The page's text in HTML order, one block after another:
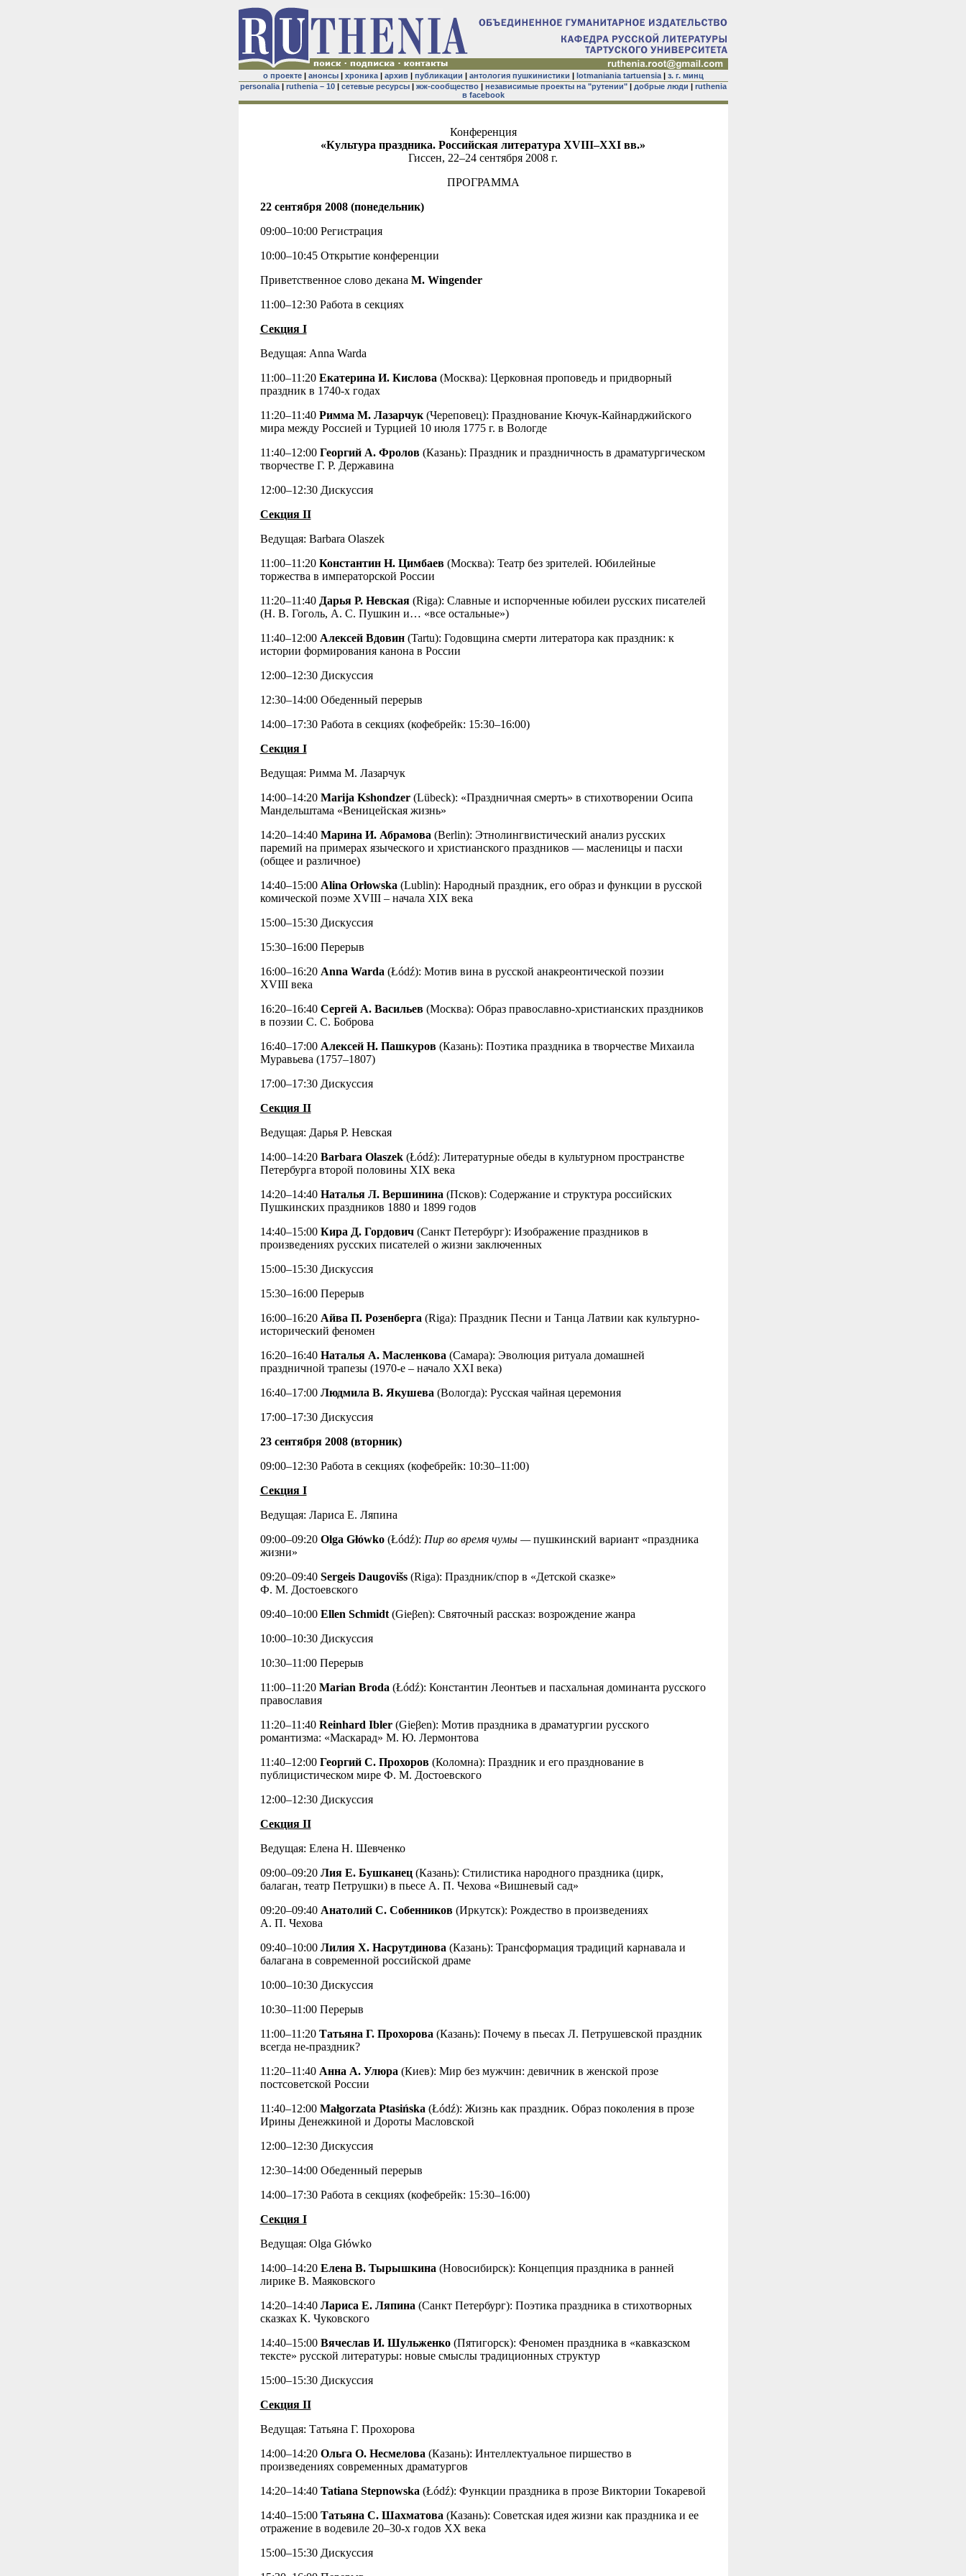
о проекте| анонсы| хроника| архив| публикации | антология пушкинистики | lotmaniania tartuensia| з. г. минц
personalia| ruthenia – 10| сетевые ресурсы| жж-сообщество| независимые проекты на "рутении"| добрые люди | ruthenia
в facebook
Конференция
«Культура праздника. Российская литература XVIII–XXI вв.»
Гиссен, 22–24 сентября 2008 г.
ПРОГРАММА
22 сентября 2008 (понедельник)
09:00–10:00 Регистрация
10:00–10:45 Открытие конференции
Приветственное слово декана M. Wingender
11:00–12:30 Работа в секциях
Секция I
Ведущая: Anna Warda
11:00–11:20 Екатерина И. Кислова (Москва): Церковная проповедь и придворный
праздник в 1740-х годах
11:20–11:40 Римма М. Лазарчук(Череповец): Празднование Кючук-Кайнарджийского
мира между Россией и Турцией 10 июля 1775 г. в Вологде
11:40–12:00 Георгий А. Фролов(Казань): Праздник и праздничность в драматургическом
творчестве Г. Р. Державина
12:00–12:30 Дискуссия
Секция II
Ведущая: Barbara Olaszek
11:00–11:20 Константин Н. Цимбаев(Москва): Театр без зрителей. Юбилейные
торжества в императорской России
11:20–11:40 Дарья Р. Невская(Riga): Славные и испорченные юбилеи русских писателей
(Н. В. Гоголь, А. С. Пушкин и… «все остальные»)
11:40–12:00 Алексей Вдовин(Tartu): Годовщина смерти литератора как праздник: к
истории формирования канона в России
12:00–12:30 Дискуссия
12:30–14:00 Обеденный перерыв
14:00–17:30 Работа в секциях (кофебрейк: 15:30–16:00)
Секция I
Ведущая: Римма М. Лазарчук
14:00–14:20 Мarija Kshondzer(Lübeck): «Праздничная смерть» в стихотворении Осипа
Мандельштама «Веницейская жизнь»
14:20–14:40 Марина И. Абрамова (Berlin): Этнолингвистический анализ русских
паремий на примерах языческого и христианского праздников — масленицы и пасхи
(общее и различное)
14:40–15:00 Alina Orłowska (Lublin): Народный праздник, его образ и функции в русской
комической поэме XVIII – начала XIX века
15:00–15:30 Дискуссия
15:30–16:00 Перерыв
16:00–16:20 Anna Warda (Łódź): Мотив вина в русской анакреонтической поэзии
XVIII века
16:20–16:40 Сергей А. Васильев(Москва): Образ православно-христианских праздников
в поэзии С. С. Боброва
16:40–17:00 Алексей Н. Пашкуров(Казань): Поэтика праздника в творчестве Михаила
Муравьева (1757–1807)
17:00–17:30 Дискуссия
Секция II
Ведущая: Дарья Р. Невская
14:00–14:20 Barbara Olaszek(Łódź): Литературные обеды в культурном пространстве
Петербурга второй половины XIX века
14:20–14:40 Наталья Л. Вершинина (Псков): Cодержание и структурa российских
Пушкинских праздников 1880 и 1899 годов
14:40–15:00 Кира Д. Гордович(Санкт Петербург): Изображение праздников в
произведениях русских писателей о жизни заключенных
15:00–15:30 Дискуссия
15:30–16:00 Перерыв
16:00–16:20 Айва П. Розенберга (Riga): Праздник Песни и Танца Латвии как культурно-
исторический феномен
16:20–16:40 Наталья А. Масленкова (Самара): Эволюция ритуала домашней
праздничной трапезы (1970-е – начало XXI века)
16:40–17:00 Людмила В. Якушева (Вологда): Русская чайная церемония
17:00–17:30 Дискуссия
23 сентября 2008 (вторник)
09:00–12:30 Работа в секциях (кофебрейк: 10:30–11:00)
Секция I
Ведущая: Лариса Е. Ляпина
09:00–09:20 Olga Główko(Łódź): Пир во время чумы —пушкинский вариант «праздника
жизни»
09:20–09:40 Sergeis Daugovišs(Riga): Праздник/спор в «Детской сказке»
Ф. М. Достоевского
09:40–10:00 Ellen Schmidt(Gieβen): Святочный рассказ: возрождение жанра
10:00–10:30 Дискуссия
10:30–11:00 Перерыв
11:00–11:20 Marian Broda (Łódź): Константин Леонтьев и пасхальная доминанта русского
православия
11:20–11:40 Reinhard Ibler(Gieβen): Мотив праздника в драматургии русского
романтизма: «Маскарад» М. Ю. Лермонтова
11:40–12:00 Георгий С. Прохоров(Коломна): Праздник и его празднование в
публицистическом мире Ф. М. Достоевского
12:00–12:30 Дискуссия
Секция II
Ведущая: Елена Н. Шевченко
09:00–09:20 Лия Е. Бушканец(Казань): Стилистика народного праздника (цирк,
балаган, театр Петрушки) в пьесе А. П. Чехова «Вишневый сад»
09:20–09:40 Анатолий С. Собенников(Иркутск): Рождество в произведениях
А. П. Чехова
09:40–10:00 Лилия Х. Насрутдинова (Казань): Трансформация традиций карнавала и
балагана в современной российской драме
10:00–10:30 Дискуссия
10:30–11:00 Перерыв
11:00–11:20 Татьяна Г. Прохорова (Казань): Почему в пьесах Л. Петрушевской праздник
всегда не-праздник?
11:20–11:40 Анна А. Улюра (Киев): Мир без мужчин: девичник в женской прозе
постсоветской России
11:40–12:00 Małgorzata Ptasińska (Łódź): Жизнь как праздник. Образ поколения в прозе
Ирины Денежкиной и Дороты Масловской
12:00–12:30 Дискуссия
12:30–14:00 Обеденный перерыв
14:00–17:30 Работа в секциях (кофебрейк: 15:30–16:00)
Секция I
Ведущая: Olga Główko
14:00–14:20 Елена В. Тырышкина (Новосибирск): Концепция праздника в ранней
лирике В. Маяковского
14:20–14:40 Лариса Е. Ляпина (Санкт Петербург): Поэтика праздника в стихотворных
сказках К. Чуковского
14:40–15:00 Вячеслав И. Шульженко(Пятигорск): Феномен праздника в «кавказском
тексте» русской литературы: новые смыслы традиционных структур
15:00–15:30 Дискуссия
Секция II
Ведущая: Татьяна Г. Прохорова
14:00–14:20 Ольга О. Несмелова (Казань): Интеллектуальное пиршество в
произведениях современных драматургов
14:20–14:40 Tatiana Stepnowska (Łódź): Функции праздника в прозе Виктории Токаревой
14:40–15:00 Татьяна С. Шахматова (Казань): Советская идея жизни как праздника и ее
отражение в водевиле 20–30-х годов XX века
15:00–15:30 Дискуссия